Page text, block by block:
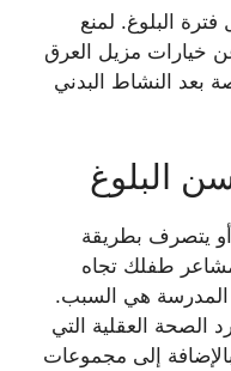
البلوغ. لمنع
خيارات مزيل العرق
بعد النشاط البدني
البلوغ
يتصرف بطريقة
طفلك تجاه
المدرسة هي السبب.
الصحة العقلية التي
بالإضافة إلى مجموعات